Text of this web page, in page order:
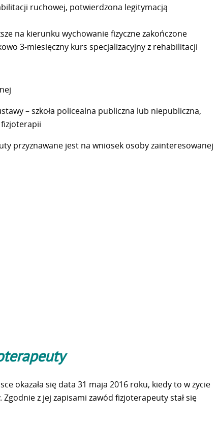
ruchowej, potwierdzona legitymacją
na kierunku wychowanie fizyczne zakończone
3-miesięczny kurs specjalizacyjny z rehabilitacji
– szkoła policealna publiczna lub niepubliczna,
przyznawane jest na wniosek osoby zainteresowanej
okazała się data 31 maja 2016 roku, kiedy to w życie
z jej zapisami zawód fizjoterapeuty stał się